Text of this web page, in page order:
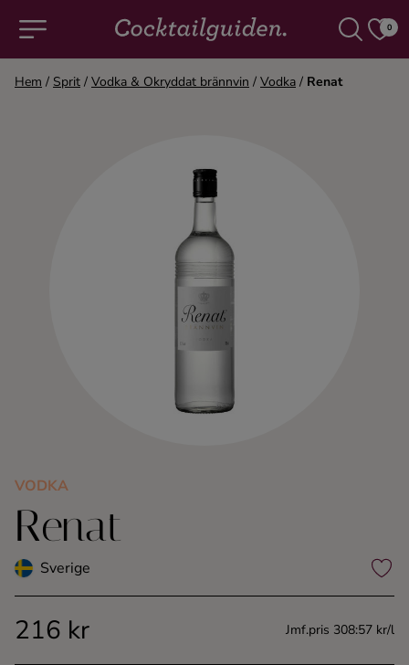
0
Alla cocktails & drinkar
Konjak
Likör
Rom
Shots
Hem / Sprit / Vodka & Okryddat brännvin / Vodka / Renat
VODKA
Renat
Sverige
216 kr Jmf.pris 308:57 kr/l